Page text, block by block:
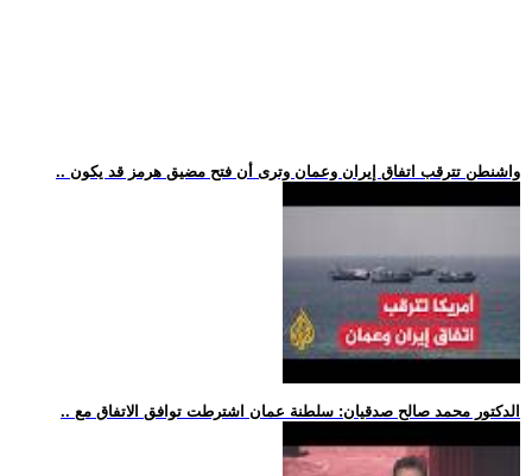
.. واشنطن تترقب اتفاق إيران وعمان وترى أن فتح مضيق هرمز قد يكون
.. الدكتور محمد صالح صدقيان: سلطنة عمان اشترطت توافق الاتفاق مع